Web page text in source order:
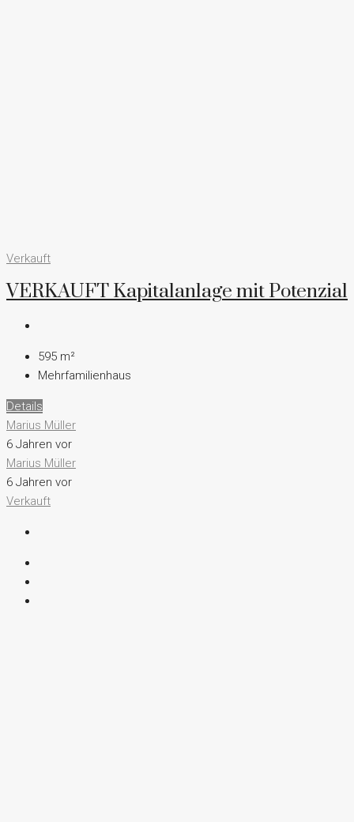
Verkauft
VERKAUFT Kapitalanlage mit Potenzial
595 m²
Mehrfamilienhaus
Details
Marius Müller
6 Jahren vor
Marius Müller
6 Jahren vor
Verkauft